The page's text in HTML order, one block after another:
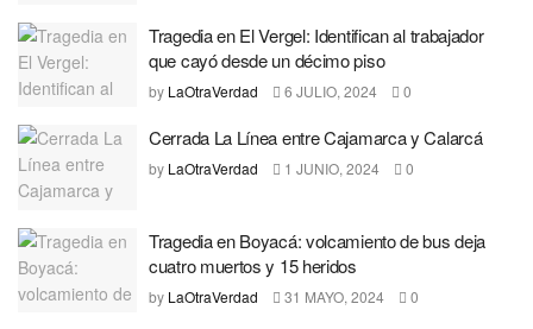
Tragedia en El Vergel: Identifican al trabajador
que cayó desde un décimo piso
by LaOtraVerdad 6 JULIO, 2024 0
Cerrada La Línea entre Cajamarca y Calarcá
by LaOtraVerdad 1 JUNIO, 2024 0
Tragedia en Boyacá: volcamiento de bus deja
cuatro muertos y 15 heridos
by LaOtraVerdad 31 MAYO, 2024 0